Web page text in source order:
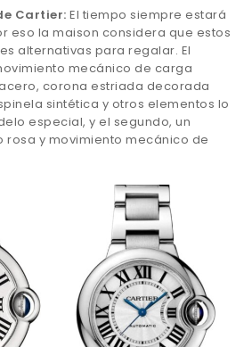
Cartier: El tiempo siempre estará
eso la maison considera que estos
alternativas para regalar. El
mecánico de carga
corona estriada decorada
sintética y otros elementos lo
especial, y el segundo, un
y movimiento mecánico de